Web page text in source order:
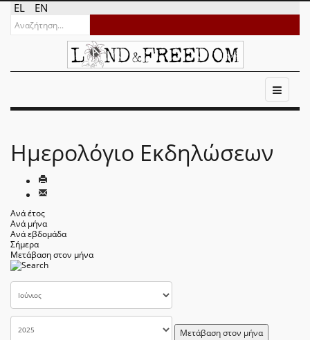
EL EN
Ημερολόγιο Εκδηλώσεων
Ανά έτος
Ανά μήνα
Ανά εβδομάδα
Σήμερα
Μετάβαση στον μήνα
Μετάβαση στον μήνα